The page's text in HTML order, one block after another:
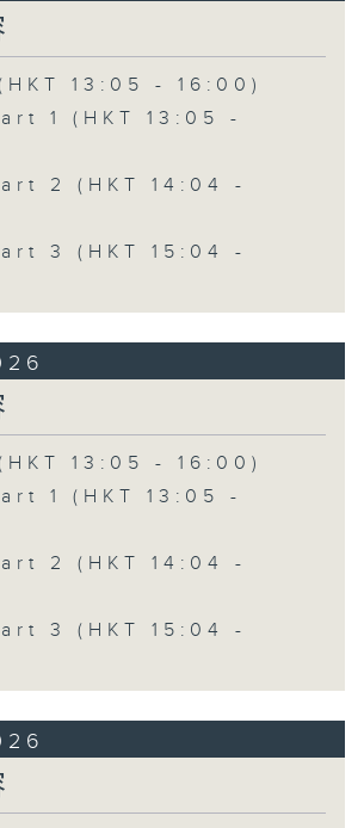
13:05 - 16:00)
1 (HKT 13:05 -
2 (HKT 14:04 -
3 (HKT 15:04 -
13:05 - 16:00)
1 (HKT 13:05 -
2 (HKT 14:04 -
3 (HKT 15:04 -